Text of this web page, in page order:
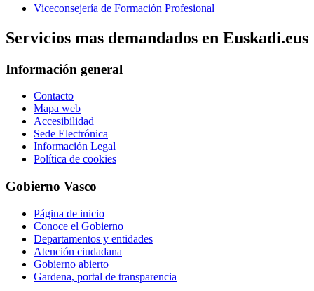
Viceconsejería de Formación Profesional
Servicios mas demandados en Euskadi.eus
Información general
Contacto
Mapa web
Accesibilidad
Sede Electrónica
Información Legal
Política de cookies
Gobierno Vasco
Página de inicio
Conoce el Gobierno
Departamentos y entidades
Atención ciudadana
Gobierno abierto
Gardena, portal de transparencia